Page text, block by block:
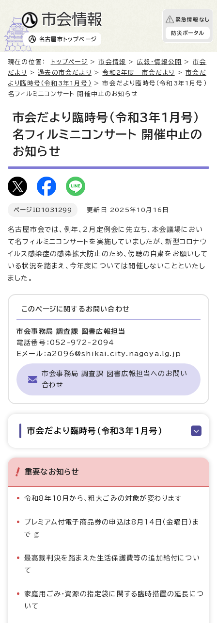
名古屋市 トップページ
緊急情報なし
防災ポータル
現在の位置： トップページ >市会情報 > 広報・情報公開 > 市会
だより
>過去の市会だより >令和2年度 市会だより >市会だ
より臨時号（令和3年1月号）
> 市会だより臨時号（令和3年1月号）
名フィルミニコンサート 開催中止のお知らせ
市会だより臨時号（令和3年1月号）
名フィルミニコンサート 開催中止の
お知らせ
ページID 1031299 更新日 2025年10月16日
名古屋市会では、例年、2月定例会に先立ち、本会議場におい
て名フィルミニコンサートを実施していましたが、新型コロナウ
イルス感染症の感染拡大防止のため、傍聴の自粛をお願いして
いる状況を踏まえ、今年度については開催しないことといたし
ました。
このページに関する お問い合わせ
市会事務局 調査課 図書広報担当
電話番号：052-972-2094
Eメール：a2096@shikai.city.nagoya.lg.jp
市会事務局 調査課 図書広報担当へのお問い
合わせ
市会だより臨時号（令和3年1月号）
重要なお知らせ
令和8年10月から、粗大ごみの対象が変わります
プレミアム付電子商品券の申込は8月14日（金曜日）ま
で
最高裁判決を踏まえた生活保護費等の追加給付につい
て
家庭用ごみ・資源の指定袋に関する臨時措置の延長につ
いて